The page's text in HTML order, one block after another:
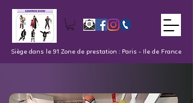
Siège dans le 91 Zone de prestation : Paris - Ile de France